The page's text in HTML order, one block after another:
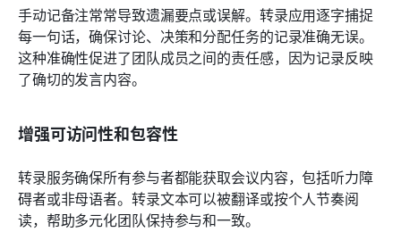
手动记备注常常导致遗漏要点或误解。转录应用逐字捕捉
每一句话，确保讨论、决策和分配任务的记录准确无误。
这种准确性促进了团队成员之间的责任感，因为记录反映
了确切的发言内容。
增强可访问性和包容性
转录服务确保所有参与者都能获取会议内容，包括听力障
碍者或非母语者。转录文本可以被翻译或按个人节奏阅
读，帮助多元化团队保持参与和一致。